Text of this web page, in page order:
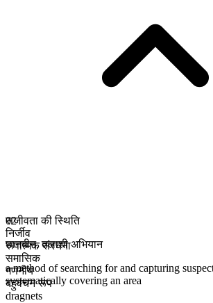
सजीवता की स्थिति
निर्जीव
रूपात्मक संरचना
समासिक
गणनीय
बहुवचन रूप
dragnets
02
छानबीन,तलाशी अभियान
a method of searching for and capturing
systematically covering an area